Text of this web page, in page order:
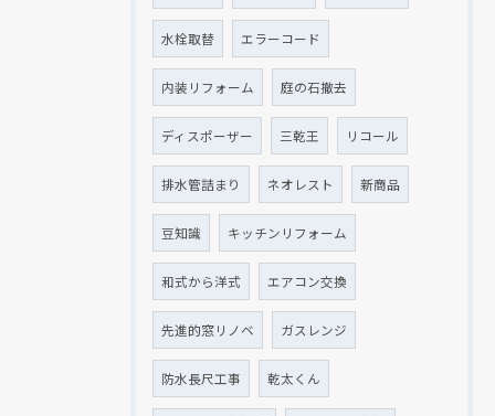
水栓取替 エラーコード
内装リフォーム 庭の石撤去
ディスポーザー 三乾王 リコール
排水管詰まり ネオレスト 新商品
豆知識 キッチンリフォーム
和式から洋式 エアコン交換
先進的窓リノベ ガスレンジ
防水長尺工事 乾太くん